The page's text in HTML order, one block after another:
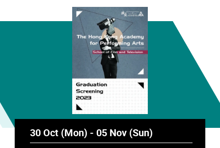
30 Oct (Mon) - 05 Nov (Sun)